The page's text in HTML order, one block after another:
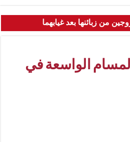
من زبائنها بعد غيابهما
الواسعة في